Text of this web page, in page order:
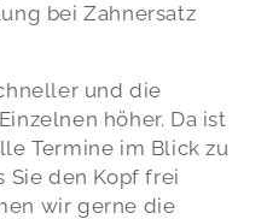
bei Zahnersatz
und die
höher. Da ist
Termine im Blick zu
Sie den Kopf frei
wir gerne die